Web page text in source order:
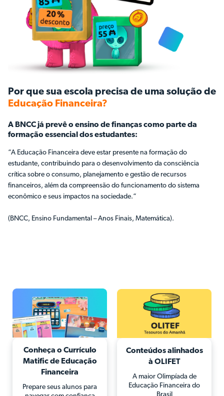
Por que sua escola precisa de uma solução de
Educação Financeira?
A BNCC já prevê o ensino de finanças como parte da
formação essencial dos estudantes:
“A Educação Financeira deve estar presente na formação do
estudante, contribuindo para o desenvolvimento da consciência
crítica sobre o consumo, planejamento e gestão de recursos
financeiros, além da compreensão do funcionamento do sistema
econômico e seus impactos na sociedade.“
(BNCC, Ensino Fundamental – Anos Finais, Matemática).
Conheça o Currículo
Matific de Educação
Financeira
Prepare seus alunos para
Conteúdos alinhados
à OLIFET
A maior Olimpíada de
Educação Financeira do